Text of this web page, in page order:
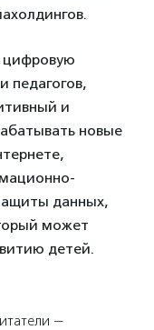
цифровую
педагогов,
и
новые
данных,
может
детей.
—